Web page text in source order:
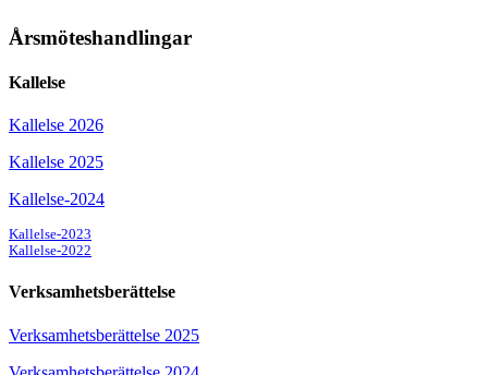
Årsmöteshandlingar
Kallelse
Kallelse 2026
Kallelse 2025
Kallelse-2024
Kallelse-2023
Kallelse-2022
Verksamhetsberättelse
Verksamhetsberättelse 2025